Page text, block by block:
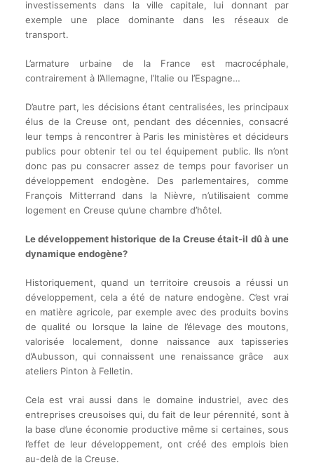
investissements dans la ville capitale, lui donnant par
exemple une place dominante dans les réseaux de
transport.
L’armature urbaine de la France est macrocéphale,
contrairement à l’Allemagne, l’Italie ou l’Espagne…
D’autre part, les décisions étant centralisées, les principaux
élus de la Creuse ont, pendant des décennies, consacré
leur temps à rencontrer à Paris les ministères et décideurs
publics pour obtenir tel ou tel équipement public. Ils n’ont
donc pas pu consacrer assez de temps pour favoriser un
développement endogène. Des parlementaires, comme
François Mitterrand dans la Nièvre, n’utilisaient comme
logement en Creuse qu’une chambre d’hôtel.
Le développement historique de la Creuse était-il dû à une
dynamique endogène?
Historiquement, quand un territoire creusois a réussi un
développement, cela a été de nature endogène. C’est vrai
en matière agricole, par exemple avec des produits bovins
de qualité ou lorsque la laine de l’élevage des moutons,
valorisée localement, donne naissance aux tapisseries
d’Aubusson, qui connaissent une renaissance grâce aux
ateliers Pinton à Felletin.
Cela est vrai aussi dans le domaine industriel, avec des
entreprises creusoises qui, du fait de leur pérennité, sont à
la base d’une économie productive même si certaines, sous
l’effet de leur développement, ont créé des emplois bien
au-delà de la Creuse.